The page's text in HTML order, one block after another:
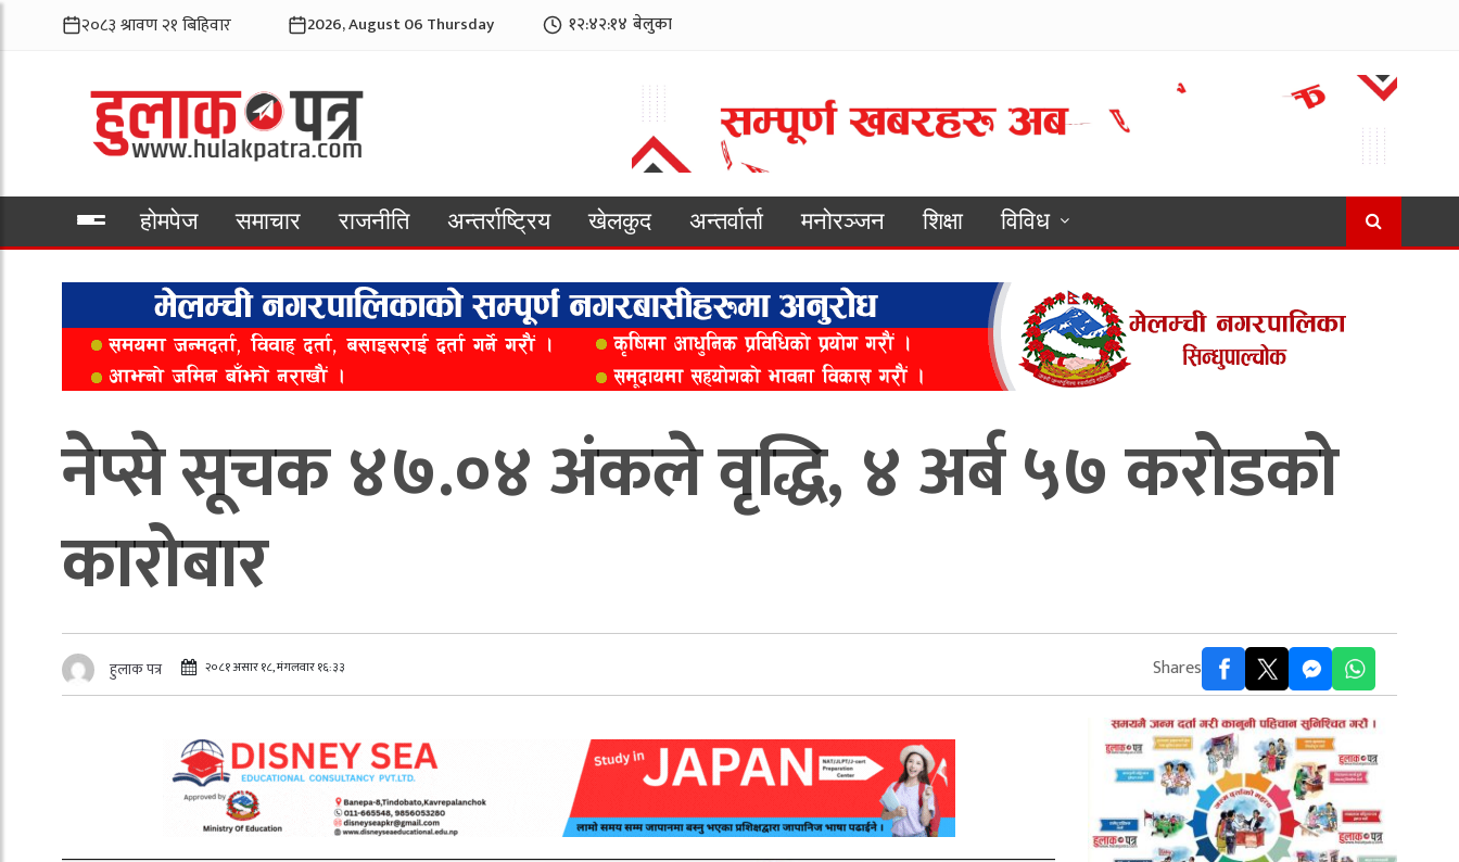
2026, August 06 Thursday १२:४२:१६ बेलुका
होमपेज समाचार राजनीति अन्तर्राष्ट्रिय खेलकुद अन्तर्वार्ता मनोरञ्जन शिक्षा
विविध
नेप्से सूचक ४७.०४ अंकले वृद्धि, ४ अर्ब ५७ करोडको
कारोबार
हुलाक पत्र २०८१ असार १८, मंगलवार १६:३३ Shares